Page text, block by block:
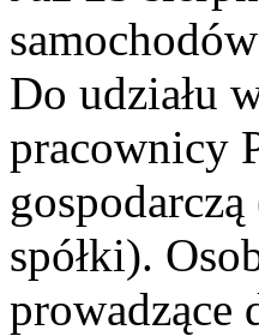
Do udziału
pracownicy
spółki).
prowadzące